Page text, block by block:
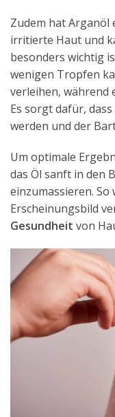
Zudem hat Arganöl
irritierte Haut und
besonders wichtig
wenigen Tropfen
verleihen, während
Es sorgt dafür,
werden und der
Um optimale
das Öl sanft in den
einzumassieren.
Erscheinungsbild
Gesundheit von